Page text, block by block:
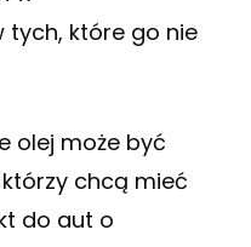
tych, które go nie
olej może być
chcą mieć
do aut o